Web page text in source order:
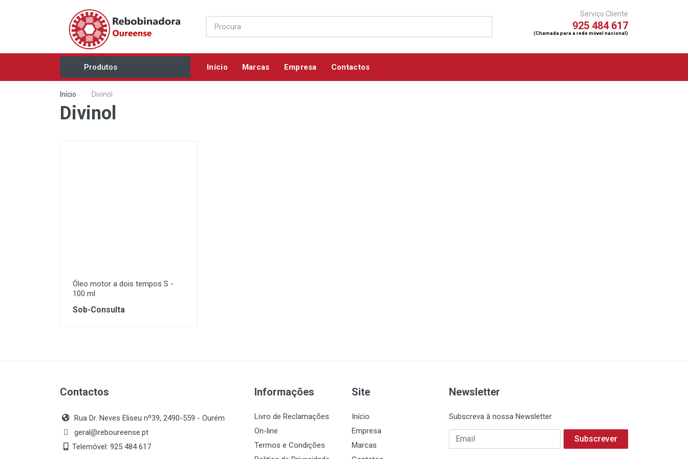
Serviço Cliente
925 484 617
(Chamada para a rede móvel nacional)
Acessórios / Consumíveis
Agricultura e Jardim
Proteção
Soldadura
Produtos Início Marcas Empresa Contactos
Início Divinol
Divinol
Óleo motor a dois tempos S -
100 ml
Sob-Consulta
Contactos
Rua Dr. Neves Eliseu nº39, 2490-559 - Ourém
geral@reboureense.pt
Telemóvel: 925 484 617
Informações
Livro de Reclamações
On-line
Termos e Condições
Site
Início
Empresa
Marcas
Newsletter
Subscreva à nossa Newsletter
Subscrever